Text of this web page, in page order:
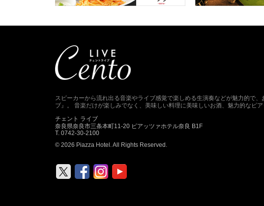
スピーカーから流れ出る音楽やライブ感覚で楽しめる生演奏などが魅力的で
ブ』。 音楽だけが楽しみでなく、美味しい料理に美味しいお酒、魅力的なピア
チェント ライブ
奈良県奈良市三条本町11-20 ピアッツァホテル奈良 B1F
T. 0742-30-2100
© 2026 Piazza Hotel. All Rights Reserved.